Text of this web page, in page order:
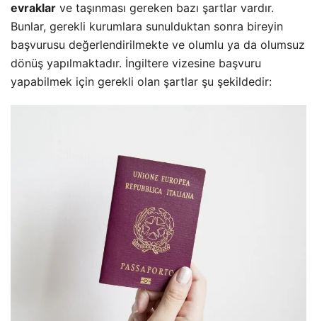
evraklar ve taşınması gereken bazı şartlar vardır.
Bunlar, gerekli kurumlara sunulduktan sonra bireyin
başvurusu değerlendirilmekte ve olumlu ya da olumsuz
dönüş yapılmaktadır. İngiltere vizesine başvuru
yapabilmek için gerekli olan şartlar şu şekildedir: